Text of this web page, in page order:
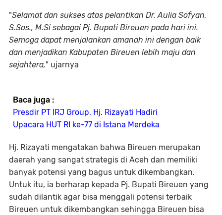
"Selamat dan sukses atas pelantikan Dr. Aulia Sofyan,
S.Sos., M.Si sebagai Pj. Bupati Bireuen pada hari ini.
Semoga dapat menjalankan amanah ini dengan baik
dan menjadikan Kabupaten Bireuen lebih maju dan
sejahtera," ujarnya
Baca juga :
Presdir PT IRJ Group, Hj. Rizayati Hadiri
Upacara HUT RI ke-77 di Istana Merdeka
Hj. Rizayati mengatakan bahwa Bireuen merupakan
daerah yang sangat strategis di Aceh dan memiliki
banyak potensi yang bagus untuk dikembangkan.
Untuk itu, ia berharap kepada Pj. Bupati Bireuen yang
sudah dilantik agar bisa menggali potensi terbaik
Bireuen untuk dikembangkan sehingga Bireuen bisa